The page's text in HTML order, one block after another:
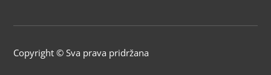
Copyright © Sva prava pridržana